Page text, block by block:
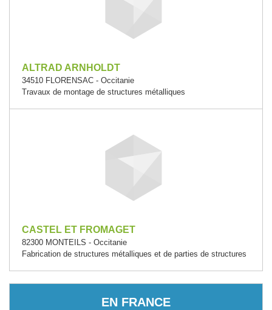
ALTRAD ARNHOLDT
34510 FLORENSAC - Occitanie
Travaux de montage de structures métalliques
CASTEL ET FROMAGET
82300 MONTEILS - Occitanie
Fabrication de structures métalliques et de parties de structures
EN FRANCE